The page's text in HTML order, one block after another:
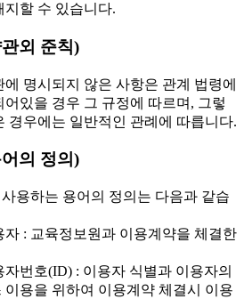
지할 수 있습니다.
외 준칙)
에 명시되지 않은 사항은 관계 법령에
어있을 경우 그 규정에 따르며, 그렇
경우에는 일반적인 관례에 따릅니다.
의 정의)
용하는 용어의 정의는 다음과 같습
: 교육정보원과 이용계약을 체결한
번호(ID) : 이용자 식별과 이용자의
이용을 위하여 이용계약 체결시 이용